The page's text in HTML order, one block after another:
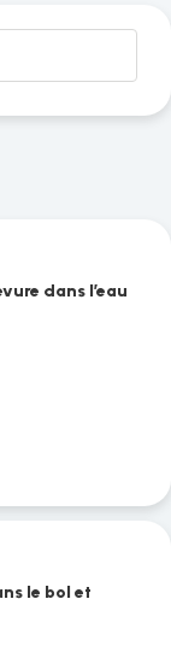
dans l’eau
le bol et